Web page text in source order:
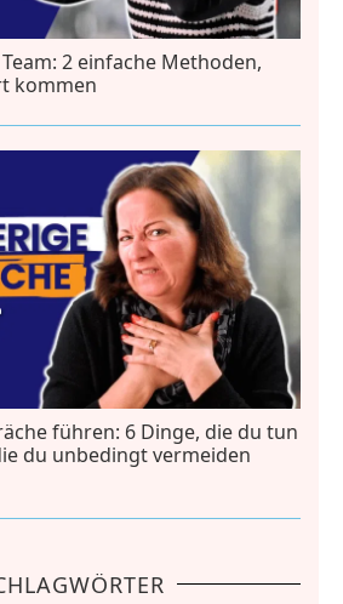
2 einfache Methoden,
kommen
führen: 6 Dinge, die du tun
du unbedingt vermeiden